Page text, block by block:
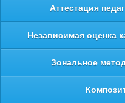
Аттестация
Независимая оценка
Зональное